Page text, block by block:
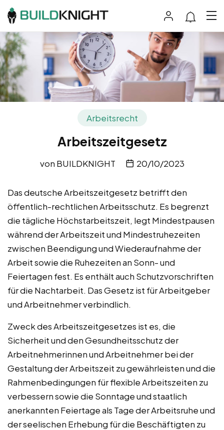
Arbeitsrecht
Arbeitszeitgesetz
von BUILDKNIGHT 20/10/2023
Das deutsche Arbeitszeitgesetz betrifft den
öffentlich-rechtlichen Arbeitsschutz. Es begrenzt
die tägliche Höchstarbeitszeit, legt Mindestpausen
während der Arbeitszeit und Mindestruhezeiten
zwischen Beendigung und Wiederaufnahme der
Arbeit sowie die Ruhezeiten an Sonn- und
Feiertagen fest. Es enthält auch Schutzvorschriften
für die Nachtarbeit. Das Gesetz ist für Arbeitgeber
und Arbeitnehmer verbindlich.
Zweck des Arbeitszeitgesetzes ist es, die
Sicherheit und den Gesundheitsschutz der
Arbeitnehmerinnen und Arbeitnehmer bei der
Gestaltung der Arbeitszeit zu gewährleisten und die
Rahmenbedingungen für flexible Arbeitszeiten zu
verbessern sowie die Sonntage und staatlich
anerkannten Feiertage als Tage der Arbeitsruhe und
der seelischen Erhebung für die Beschäftigten zu